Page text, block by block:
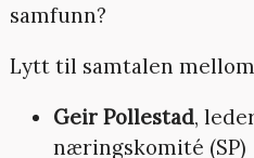
samfunn?
Lytt til samtalen
Geir Pollestad,
næringskomité (SP)